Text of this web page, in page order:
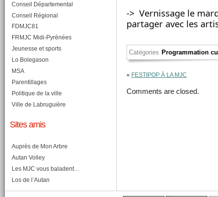
->  Vernissage le
partager avec les
Catégories Programmation
« FESTIPOP À LA MJC
Comments are closed.
Conseil Départemental
Conseil Régional
FDMJC81
FRMJC Midi-Pyrénées
Jeunesse et sports
Lo Bolegason
MSA
Parentillages
Politique de la ville
Ville de Labruguière
Sites amis
Auprès de Mon Arbre
Autan Volley
Les MJC vous baladent…
Los de l’Autan